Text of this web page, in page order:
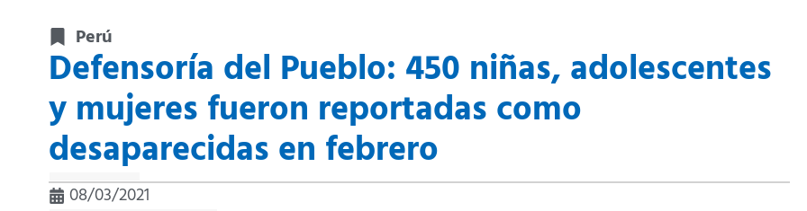
Perú
Defensoría del Pueblo: 450 niñas, adolescentes
y mujeres fueron reportadas como
desaparecidas en febrero
08/03/2021